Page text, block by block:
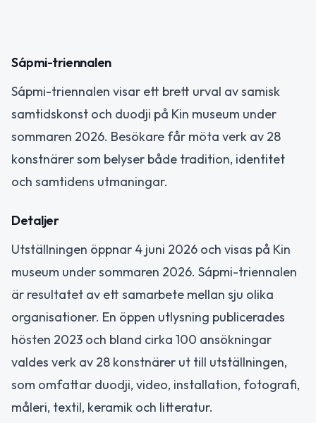
Sápmi-triennalen
Sápmi-triennalen visar ett brett urval av samisk
samtidskonst och duodji på Kin museum under
sommaren 2026. Besökare får möta verk av 28
konstnärer som belyser både tradition, identitet
och samtidens utmaningar.
Detaljer
Utställningen öppnar 4 juni 2026 och visas på Kin
museum under sommaren 2026. Sápmi-triennalen
är resultatet av ett samarbete mellan sju olika
organisationer. En öppen utlysning publicerades
hösten 2023 och bland cirka 100 ansökningar
valdes verk av 28 konstnärer ut till utställningen,
som omfattar duodji, video, installation, fotografi,
måleri, textil, keramik och litteratur.